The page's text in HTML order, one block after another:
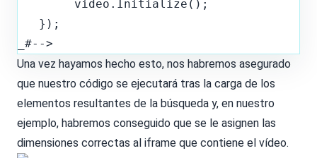
        video.Initialize();
   });
Una vez hayamos hecho esto, nos habremos asegurado
que nuestro código se ejecutará tras la carga de los
elementos resultantes de la búsqueda y, en nuestro
ejemplo, habremos conseguido que se le asignen las
dimensiones correctas al iframe que contiene el vídeo.